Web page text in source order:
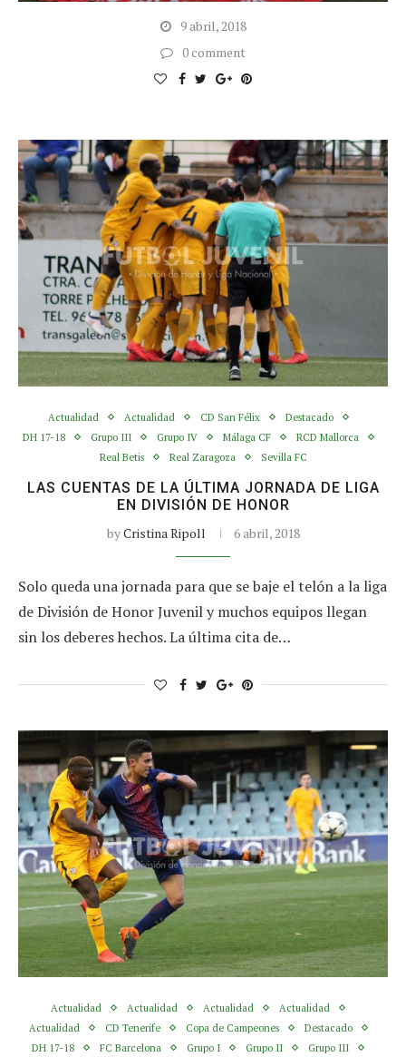
9 abril, 2018
0 comment
Actualidad Actualidad CD San Félix
Destacado
DH 17-18
Grupo III Grupo IV Málaga CF
RCD Mallorca
Real Betis
Real Zaragoza Sevilla FC
LAS CUENTAS DE LA ÚLTIMA JORNADA DE LIGA
EN DIVISIÓN DE HONOR
byCristina Ripoll 6 abril, 2018
Solo queda una jornada para que se baje el telón a la liga
de División de Honor Juvenil y muchos equipos llegan
sin los deberes hechos. La última cita de…
Actualidad Actualidad Actualidad
Actualidad
Actualidad
CD Tenerife Copa de Campeones
Destacado
DH 17-18
FC Barcelona Grupo I Grupo II Grupo III